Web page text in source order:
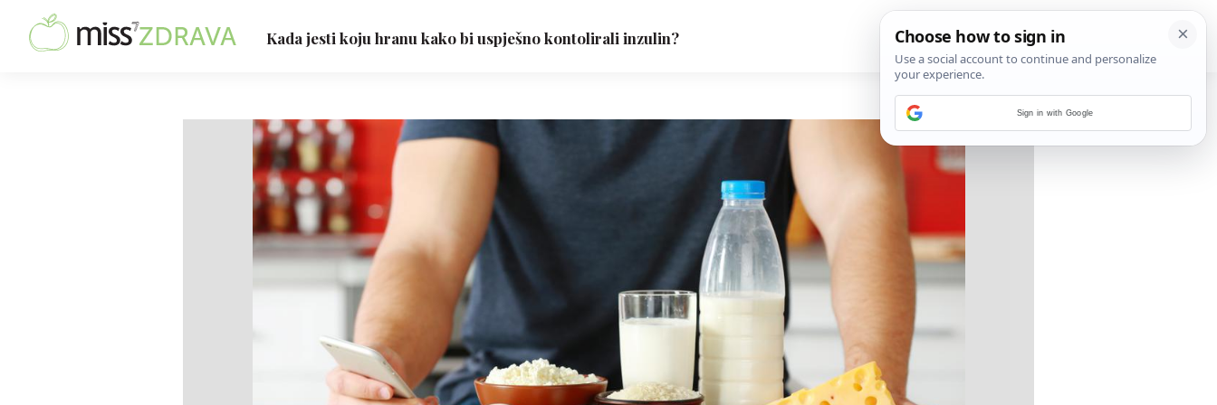
Kada jesti koju hranu kako bi uspješno kontolirali inzulin?
Sign in with Google